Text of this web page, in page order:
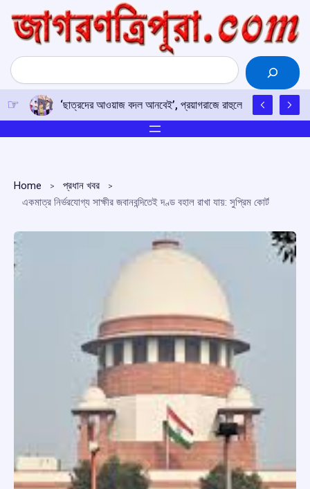
content
Search
‘ছাত্রদের আওয়াজ বদল আনবেই’, প্রয়াগরাজে রাহুলের হুঙ্কার
Home
প্রধান খবর
একমাত্র নির্ভরযোগ্য সাক্ষীর জবানবন্দিতেই দণ্ড বহাল রাখা যায়: সুপ্রিম কোর্ট